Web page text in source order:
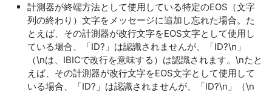
計測器が終端方法として使用している特定のEOS（文字
列の終わり）文字をメッセージに追加し忘れた場合。た
とえば、その計測器が改行文字をEOS文字として使用し
ている場合、「ID?」は認識されませんが、「ID?\n」
（\nは、IBICで改行を意味する）は認識されます。\nたと
えば、その計測器が改行文字をEOS文字として使用して
いる場合、「ID?」は認識されませんが、「ID?\n」（\n